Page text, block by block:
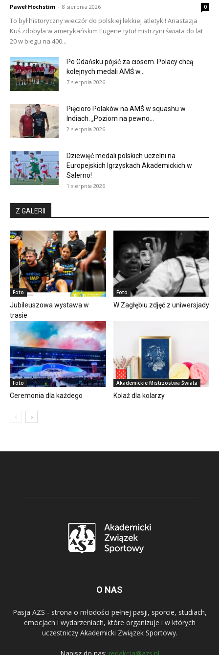
Paweł Hochstim - 8 sierpnia 2026 0
To był historyczny wieczór do polskiej lekkiej atletyki! Anastazja
Kuś zdobyła w amerykańskim Eugene tytuł mistrzyni świata do lat
20 w biegu na 400...
Po Gdańsku pójść za ciosem. Polacy chcą
kolejnych medali AMŚ w...
7 sierpnia 2026
Pięcioro Polaków na AMŚ w squashu w
Indiach. „Poziom na pewno...
2 sierpnia 2026
Dziewięć medali polskich uczelni na
Europejskich Igrzyskach Akademickich w
Salerno!
1 sierpnia 2026
Z GALERII
Foto
Jubileuszowa wystawa w
trasie
Foto
W Zagłębiu zdjęć z uniwersjady
Foto
Ceremonia dla każdego
Akademickie Mistrzostwa Świata
Kolaż dla kolarzy
O NAS
Pasja AZS - strona o młodości pełnej pasji, sporcie, studiach,
emocjach i wydarzeniach, które organizuje i w których
uczestniczy Akademicki Związek Sportowy.